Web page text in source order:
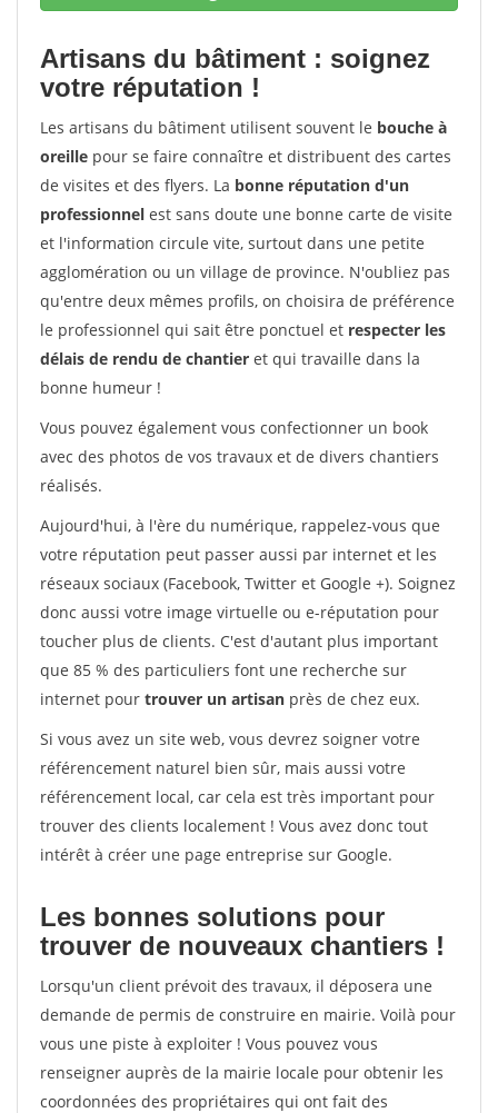
Artisans du bâtiment : soignez
votre réputation !
Les artisans du bâtiment utilisent souvent le bouche à
oreille pour se faire connaître et distribuent des cartes
de visites et des flyers. La bonne réputation d'un
professionnel est sans doute une bonne carte de visite
et l'information circule vite, surtout dans une petite
agglomération ou un village de province. N'oubliez pas
qu'entre deux mêmes profils, on choisira de préférence
le professionnel qui sait être ponctuel et respecter les
délais de rendu de chantier et qui travaille dans la
bonne humeur !
Vous pouvez également vous confectionner un book
avec des photos de vos travaux et de divers chantiers
réalisés.
Aujourd'hui, à l'ère du numérique, rappelez-vous que
votre réputation peut passer aussi par internet et les
réseaux sociaux (Facebook, Twitter et Google +). Soignez
donc aussi votre image virtuelle ou e-réputation pour
toucher plus de clients. C'est d'autant plus important
que 85 % des particuliers font une recherche sur
internet pour trouver un artisan près de chez eux.
Si vous avez un site web, vous devrez soigner votre
référencement naturel bien sûr, mais aussi votre
référencement local, car cela est très important pour
trouver des clients localement ! Vous avez donc tout
intérêt à créer une page entreprise sur Google.
Les bonnes solutions pour
trouver de nouveaux chantiers !
Lorsqu'un client prévoit des travaux, il déposera une
demande de permis de construire en mairie. Voilà pour
vous une piste à exploiter ! Vous pouvez vous
renseigner auprès de la mairie locale pour obtenir les
coordonnées des propriétaires qui ont fait des